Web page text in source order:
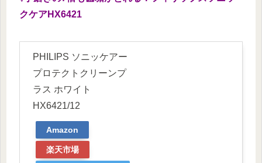
クケアHX6421
PHILIPS ソニッケアー
プロテクトクリーンプ
ラス ホワイト
HX6421/12
Amazon
楽天市場